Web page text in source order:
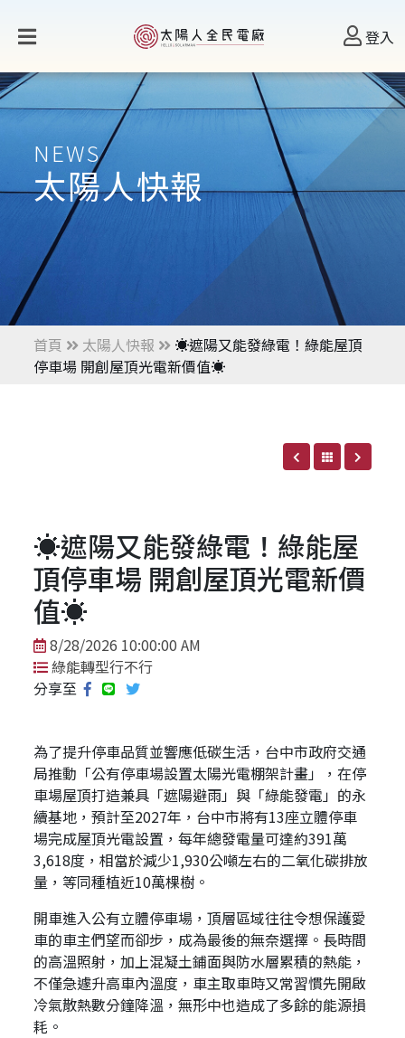
登入
NEWS
太陽人快報
首頁 太陽人快報
☀️遮陽又能發綠電！綠能屋頂
停車場 開創屋頂光電新價值☀️
☀️遮陽又能發綠電！綠能屋
頂停車場 開創屋頂光電新價
值☀️
8/28/2026 10:00:00 AM
綠能轉型行不行
分享至
為了提升停車品質並響應低碳生活，台中市政府交通
局推動「公有停車場設置太陽光電棚架計畫」，在停
車場屋頂打造兼具「遮陽避雨」與「綠能發電」的永
續基地，預計至2027年，台中市將有13座立體停車
場完成屋頂光電設置，每年總發電量可達約391萬
3,618度，相當於減少1,930公噸左右的二氧化碳排放
量，等同種植近10萬棵樹。
開車進入公有立體停車場，頂層區域往往令想保護愛
車的車主們望而卻步，成為最後的無奈選擇。長時間
的高溫照射，加上混凝土鋪面與防水層累積的熱能，
不僅急遽升高車內溫度，車主取車時又常習慣先開啟
冷氣散熱數分鐘降溫，無形中也造成了多餘的能源損
耗。